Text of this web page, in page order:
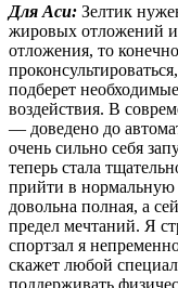
Для Аси: Зелтик
жировых отложений и
отложения, то
подберет
воздействия. В
— доведено до
очень сильно себя
теперь стала
прийти в нормальную
довольна полная, а
предел мечтаний. Я
спортзал я
скажет любой
поддерживать